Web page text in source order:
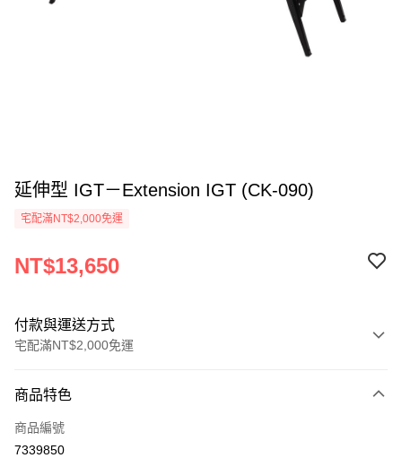
延伸型 IGT－Extension IGT (CK-090)
宅配滿NT$2,000免運
NT$13,650
付款與運送方式
宅配滿NT$2,000免運
信用卡一次付款
信用卡分期付款
商品特色
商品編號
7339850